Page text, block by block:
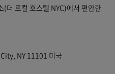
(더 로컬 호스텔 NYC)에서 편안한
NY 11101 미국